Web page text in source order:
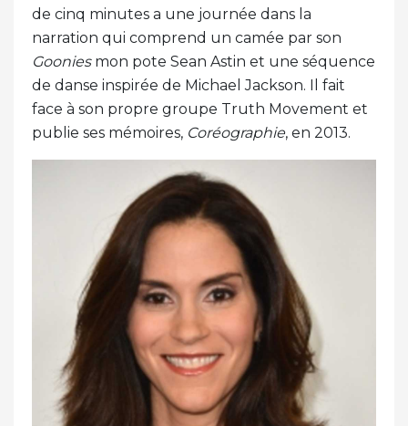
de cinq minutes a une journée dans la
narration qui comprend un camée par son
Gooniesmon pote Sean Astin et une séquence
de danse inspirée de Michael Jackson. Il fait
face à son propre groupe Truth Movement et
publie ses mémoires, Coréographie, en 2013.